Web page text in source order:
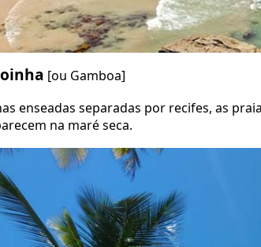
[ou Gamboa]
enseadas separadas por recifes, as
na maré seca.